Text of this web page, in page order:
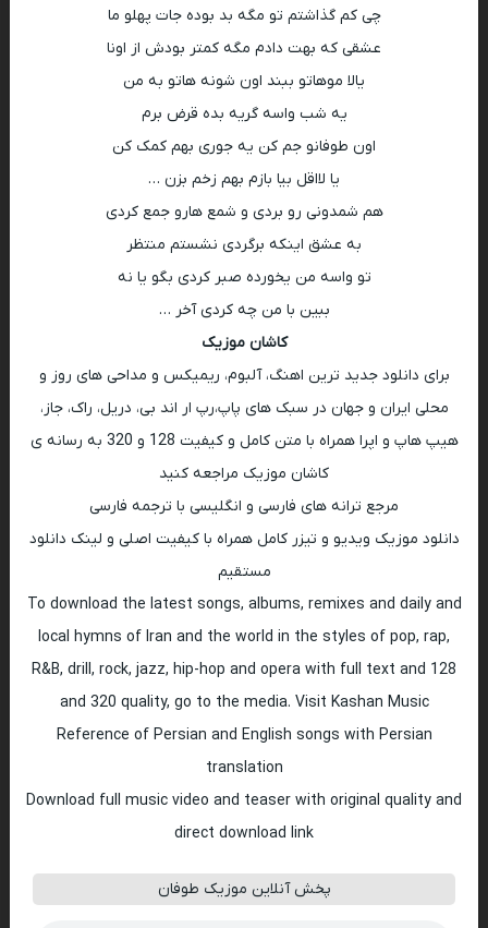
چی کم گذاشتم تو مگه بد بوده جات پهلو ما
عشقی که بهت دادم مگه کمتر بودش از اونا
یالا موهاتو ببند اون شونه هاتو به من
یه شب واسه گریه بده قرض برم
اون طوفانو جم کن یه جوری بهم کمک کن
یا لااقل بیا بازم بهم زخم بزن …
هم شمدونی رو بردی و شمع هارو جمع کردی
به عشق اینکه برگردی نشستم منتظر
تو واسه من یخورده صبر کردی بگو یا نه
ببین با من چه کردی آخر …
کاشان موزیک
برای دانلود جدید ترین اهنگ، آلبوم، ریمیکس و مداحی های روز و
محلی ایران و جهان در سبک های پاپ،رپ ار اند بی، دریل، راک، جاز،
هیپ هاپ و اپرا همراه با متن کامل و کیفیت 128 و 320 به رسانه ی
کاشان موزیک مراجعه کنید
مرجع ترانه های فارسی و انگلیسی با ترجمه فارسی
دانلود موزیک ویدیو و تیزر کامل همراه با کیفیت اصلی و لینک دانلود
مستقیم
To download the latest songs, albums, remixes and daily and
local hymns of Iran and the world in the styles of pop, rap,
R&B, drill, rock, jazz, hip-hop and opera with full text and 128
and 320 quality, go to the media. Visit Kashan Music
Reference of Persian and English songs with Persian
translation
Download full music video and teaser with original quality and
direct download link
پخش آنلاین موزیک طوفان